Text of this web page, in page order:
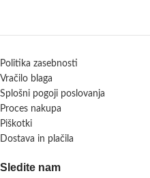
Politika zasebnosti
Vračilo blaga
Splošni pogoji poslovanja
Proces nakupa
Piškotki
Dostava in plačila
Sledite nam